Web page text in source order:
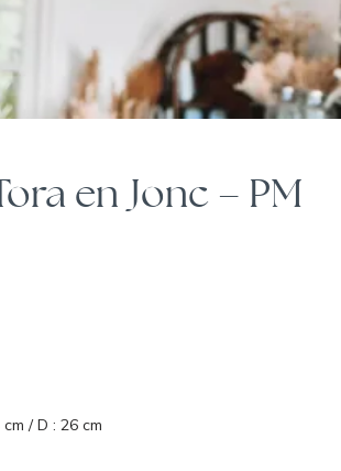
en Jonc – PM
/ D : 26 cm